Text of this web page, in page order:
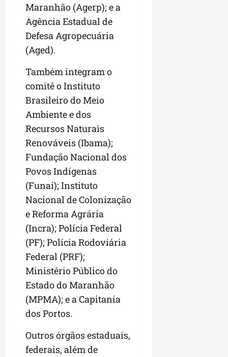
Maranhão (Agerp); e a
Agência Estadual de
Defesa Agropecuária
(Aged).
Também integram o
comitê o Instituto
Brasileiro do Meio
Ambiente e dos
Recursos Naturais
Renováveis (Ibama);
Fundação Nacional dos
Povos Indígenas
(Funai); Instituto
Nacional de Colonização
e Reforma Agrária
(Incra); Polícia Federal
(PF); Polícia Rodoviária
Federal (PRF);
Ministério Público do
Estado do Maranhão
(MPMA); e a Capitania
dos Portos.
Outros órgãos estaduais,
federais, além de